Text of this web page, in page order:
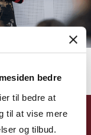
bedre
til bedre at
til at vise mere
og tilbud.